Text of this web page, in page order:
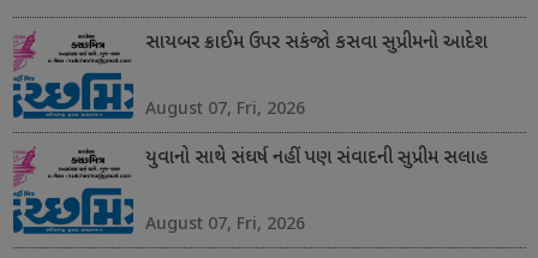
સાયબર ક્રાઈમ ઉપર સકંજો કસવા સુપ્રીમનો આદેશ
August 07, Fri, 2026
યુવાનો સાથે સંઘર્ષ નહીં પણ સંવાદની સુપ્રીમ સલાહ
August 07, Fri, 2026